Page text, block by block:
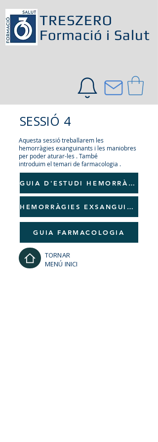
TRESZERO
Formació i Salut
SESSIÓ 4
Aquesta sessió treballarem les
hemorràgies exanguinants i les maniobres
per poder aturar-les . També
introduim el temari de farmacologia .
GUIA D'ESTUDI HEMORRÀGIES
HEMORRÀGIES EXSANGUINANTS
GUIA FARMACOLOGIA
TORNAR
MENÚ INICI